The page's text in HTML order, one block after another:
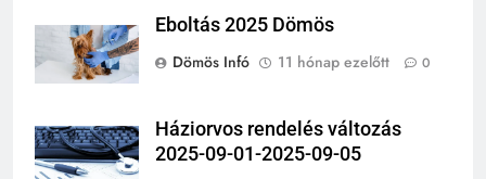
Eboltás 2025 Dömös
Dömös Infó
11 hónap ezelőtt 0
Háziorvos rendelés változás
2025-09-01-2025-09-05